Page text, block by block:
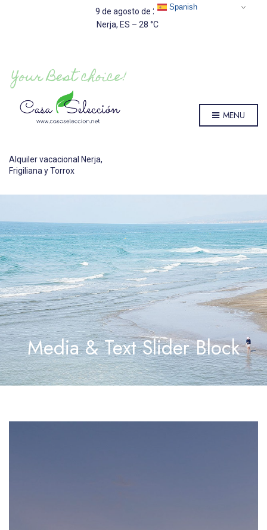
9 de agosto de 2026
Nerja, ES – 28 C
Alquiler vacacional Nerja,
Frigiliana y Torrox
MENU
Media & Text Slider Block
Spanish